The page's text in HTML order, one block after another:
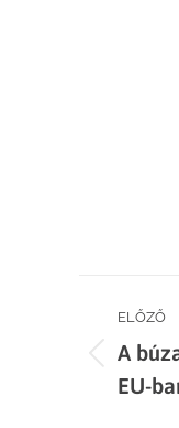
Post
ELŐZŐ
post:
A
EU-